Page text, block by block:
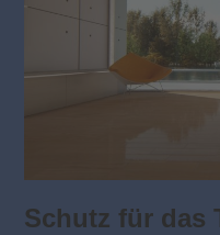
Schutz für das